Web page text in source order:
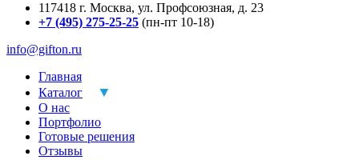
117418 г. Москва, ул. Профсоюзная, д. 23
+7 (495) 275-25-25 (пн-пт 10-18)
info@gifton.ru
Главная
Каталог
О нас
Портфолио
Готовые решения
Отзывы